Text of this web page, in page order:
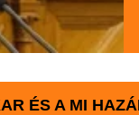
ÉS A MI